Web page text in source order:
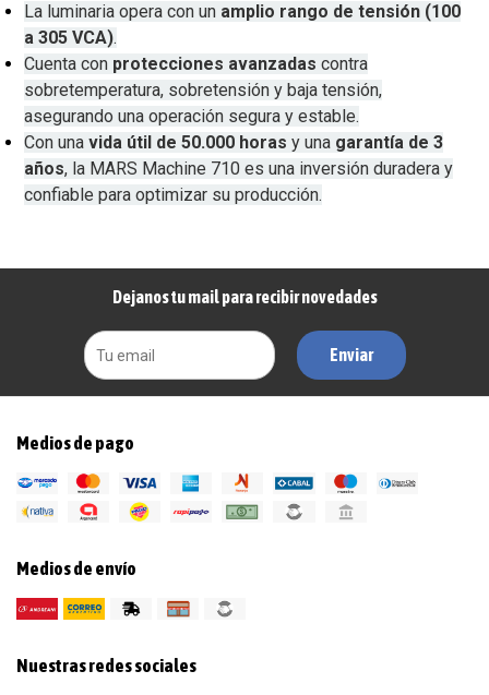
La luminaria opera con un amplio rango de tensión (100
a 305 VCA).
Cuenta con protecciones avanzadas contra
sobretemperatura, sobretensión y baja tensión,
asegurando una operación segura y estable.
Con unavida útil de 50.000 horas y una garantía de 3
años, la MARS Machine 710 es una inversión duradera y
confiable para optimizar su producción.
Dejanos tu mail para recibir novedades
Enviar
Medios de pago
Medios de envío
Nuestras redes sociales